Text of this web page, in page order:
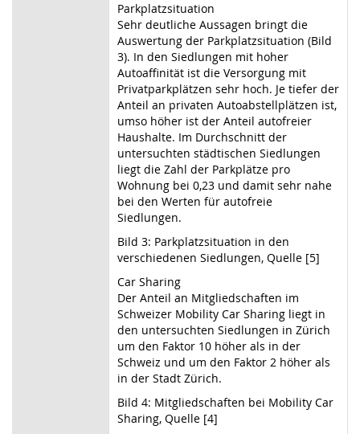
Parkplatzsituation
Sehr deutliche Aussagen bringt die
Auswertung der Parkplatzsituation (Bild
3). In den Siedlungen mit hoher
Autoaffinität ist die Versorgung mit
Privatparkplätzen sehr hoch. Je tiefer der
Anteil an privaten Autoabstellplätzen ist,
umso höher ist der Anteil autofreier
Haushalte. Im Durchschnitt der
untersuchten städtischen Siedlungen
liegt die Zahl der Parkplätze pro
Wohnung bei 0,23 und damit sehr nahe
bei den Werten für autofreie
Siedlungen.
Bild 3: Parkplatzsituation in den
verschiedenen Siedlungen, Quelle [5]
Car Sharing
Der Anteil an Mitgliedschaften im
Schweizer Mobility Car Sharing liegt in
den untersuchten Siedlungen in Zürich
um den Faktor 10 höher als in der
Schweiz und um den Faktor 2 höher als
in der Stadt Zürich.
Bild 4: Mitgliedschaften bei Mobility Car
Sharing, Quelle [4]